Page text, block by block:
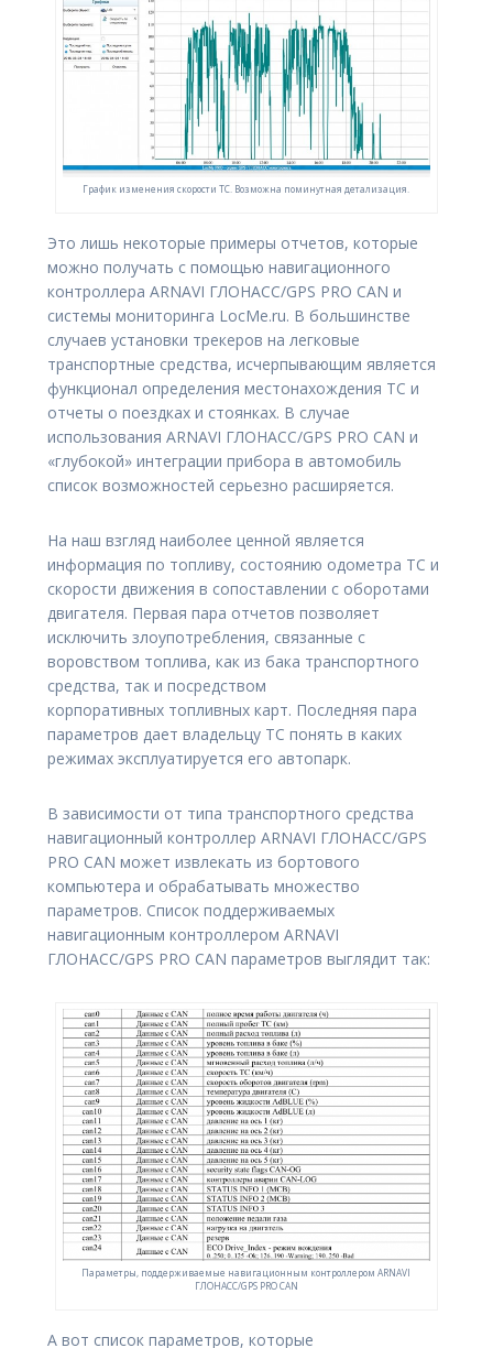
График изменения скорости ТС. Возможна поминутная детализация.
Это лишь некоторые примеры отчетов, которые
можно получать с помощью навигационного
контроллера ARNAVI ГЛОНАСС/GPS PRO CAN и
системы мониторинга LocMe.ru. В большинстве
случаев установки трекеров на легковые
транспортные средства, исчерпывающим является
функционал определения местонахождения ТС и
отчеты о поездках и стоянках. В случае
использования ARNAVI ГЛОНАСС/GPS PRO CAN и
«глубокой» интеграции прибора в автомобиль
список возможностей серьезно расширяется.
На наш взгляд наиболее ценной является
информация по топливу, состоянию одометра ТС и
скорости движения в сопоставлении с оборотами
двигателя. Первая пара отчетов позволяет
исключить злоупотребления, связанные с
воровством топлива, как из бака транспортного
средства, так и посредством
корпоративных топливных карт. Последняя пара
параметров дает владельцу ТС понять в каких
режимах эксплуатируется его автопарк.
В зависимости от типа транспортного средства
навигационный контроллер ARNAVI ГЛОНАСС/GPS
PRO CAN может извлекать из бортового
компьютера и обрабатывать множество
параметров. Список поддерживаемых
навигационным контроллером ARNAVI
ГЛОНАСС/GPS PRO CAN параметров выглядит так:
Параметры, поддерживаемые навигационным контроллером ARNAVI
ГЛОНАСС/GPS PRO CAN
А вот список параметров, которые